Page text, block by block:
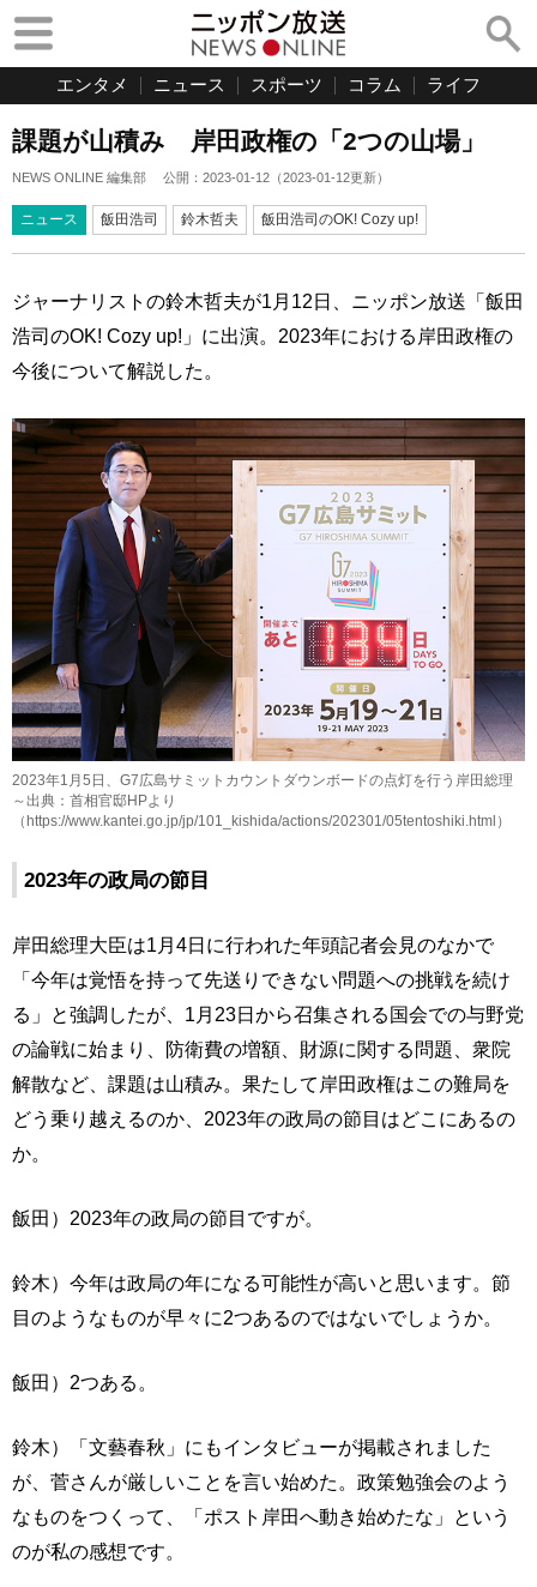
エンタメ ニュース スポーツ コラム ライフ
課題が山積み 岸田政権の「2つの山場」
NEWS ONLINE 編集部 公開： 2023-01-12 （2023-01-12更新）
ニュース 飯田浩司 鈴木哲夫 飯田浩司のOK! Cozy up!
ジャーナリストの鈴木哲夫が1月12日、ニッポン放送「飯田
浩司のOK! Cozy up!」に出演。2023年における岸田政権の
今後について解説した。
2023年1月5日、G7広島サミットカウントダウンボードの点灯を行う岸田総理
～出典：首相官邸HPより
（https://www.kantei.go.jp/jp/101_kishida/actions/202301/05tentoshiki.html）
2023年の政局の節目
岸田総理大臣は1月4日に行われた年頭記者会見のなかで
「今年は覚悟を持って先送りできない問題への挑戦を続け
る」と強調したが、1月23日から召集される国会での与野党
の論戦に始まり、防衛費の増額、財源に関する問題、衆院
解散など、課題は山積み。果たして岸田政権はこの難局を
どう乗り越えるのか、2023年の政局の節目はどこにあるの
か。
飯田）2023年の政局の節目ですが。
鈴木）今年は政局の年になる可能性が高いと思います。節
目のようなものが早々に2つあるのではないでしょうか。
飯田）2つある。
鈴木）「文藝春秋」にもインタビューが掲載されました
が、菅さんが厳しいことを言い始めた。政策勉強会のよう
なものをつくって、「ポスト岸田へ動き始めたな」という
のが私の感想です。